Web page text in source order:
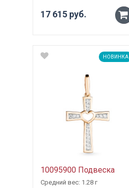
17 615 руб. -
НОВИНКА
10095900 Подвеска
Средний вес: 1.28 г